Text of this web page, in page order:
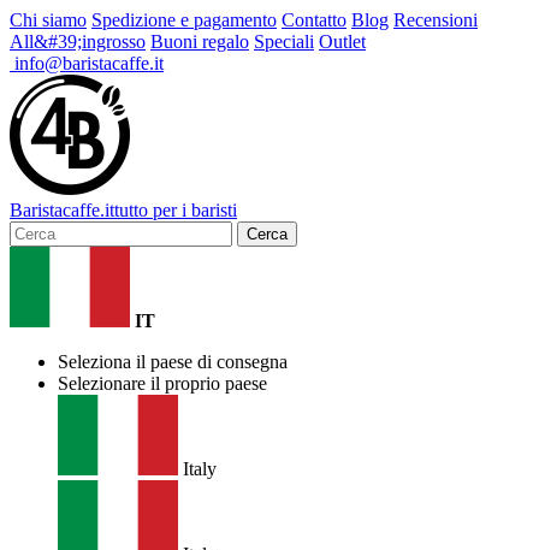
Chi siamo Spedizione e pagamento Contatto Blog Recensioni
All&#39;ingrosso Buoni regalo Speciali Outlet
info@baristacaffe.it
Baristacaffe.ittutto per i baristi
Cerca
IT
Seleziona il paese di consegna
Selezionare il proprio paese
Italy